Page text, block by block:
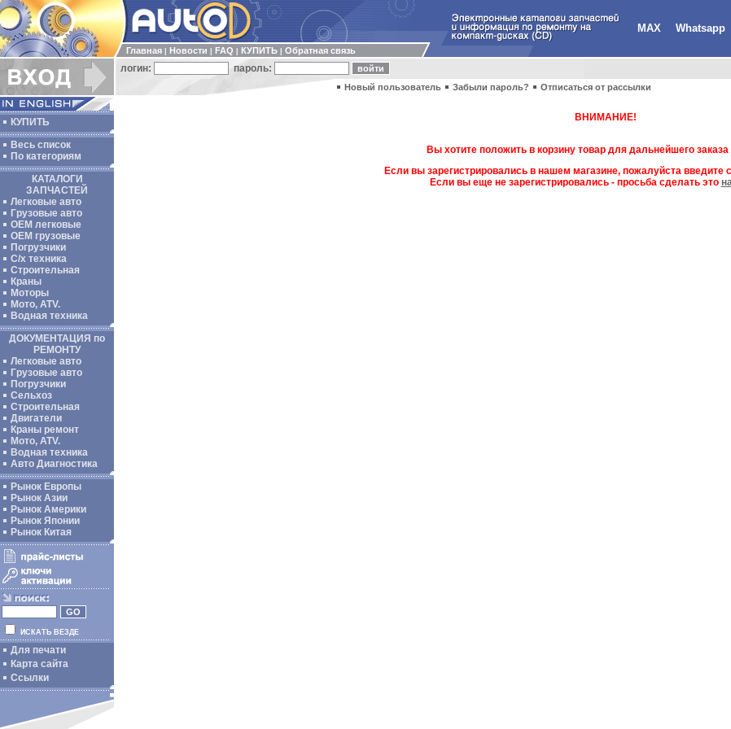
MAX Whatsapp
Главная Новости FAQ КУПИТЬ Обратная связь
логин: пароль:
Новый пользователь Забыли пароль? Отписаться от рассылки
КУПИТЬ
Весь список
По категориям
КАТАЛОГИ
ЗАПЧАСТЕЙ
Легковые авто
Грузовые авто
ОЕМ легковые
OEM грузовые
Погрузчики
С/х техника
Строительная
Краны
Моторы
Мото, ATV.
Водная техника
ДОКУМЕНТАЦИЯ по
РЕМОНТУ
Легковые авто
Грузовые авто
Погрузчики
Сельхоз
Строительная
Двигатели
Краны ремонт
Мото, ATV.
Водная техника
Авто Диагностика
Рынок Европы
Рынок Азии
Рынок Америки
Рынок Японии
Рынок Китая
ИСКАТЬ ВЕЗДЕ
Для печати
Карта сайта
Ссылки
ВНИМАНИЕ!
Вы хотите положить в корзину товар для дальнейшего заказа
Если вы зарегистрировались в нашем магазине, пожалуйста введите
Если вы еще не зарегистрировались - просьба сделать это